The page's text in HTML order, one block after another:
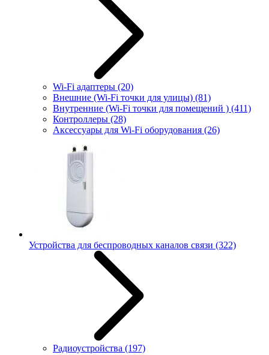
Wi-Fi адаптеры (20)
Внешние (Wi-Fi точки для улицы) (81)
Внутренние (Wi-Fi точки для помещений ) (411)
Контроллеры (28)
Аксессуары для Wi-Fi оборудования (26)
Устройства для беспроводных каналов связи (322)
Радиоустройства (197)